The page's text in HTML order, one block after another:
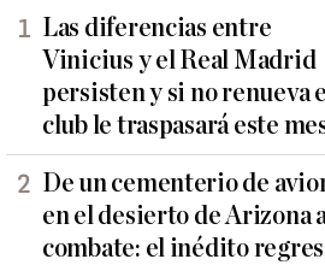
Las diferencias entre
Vinicius y el Real Madrid
persisten y si no renueva
club le traspasará este
De un cementerio de
en el desierto de Arizona
combate: el inédito